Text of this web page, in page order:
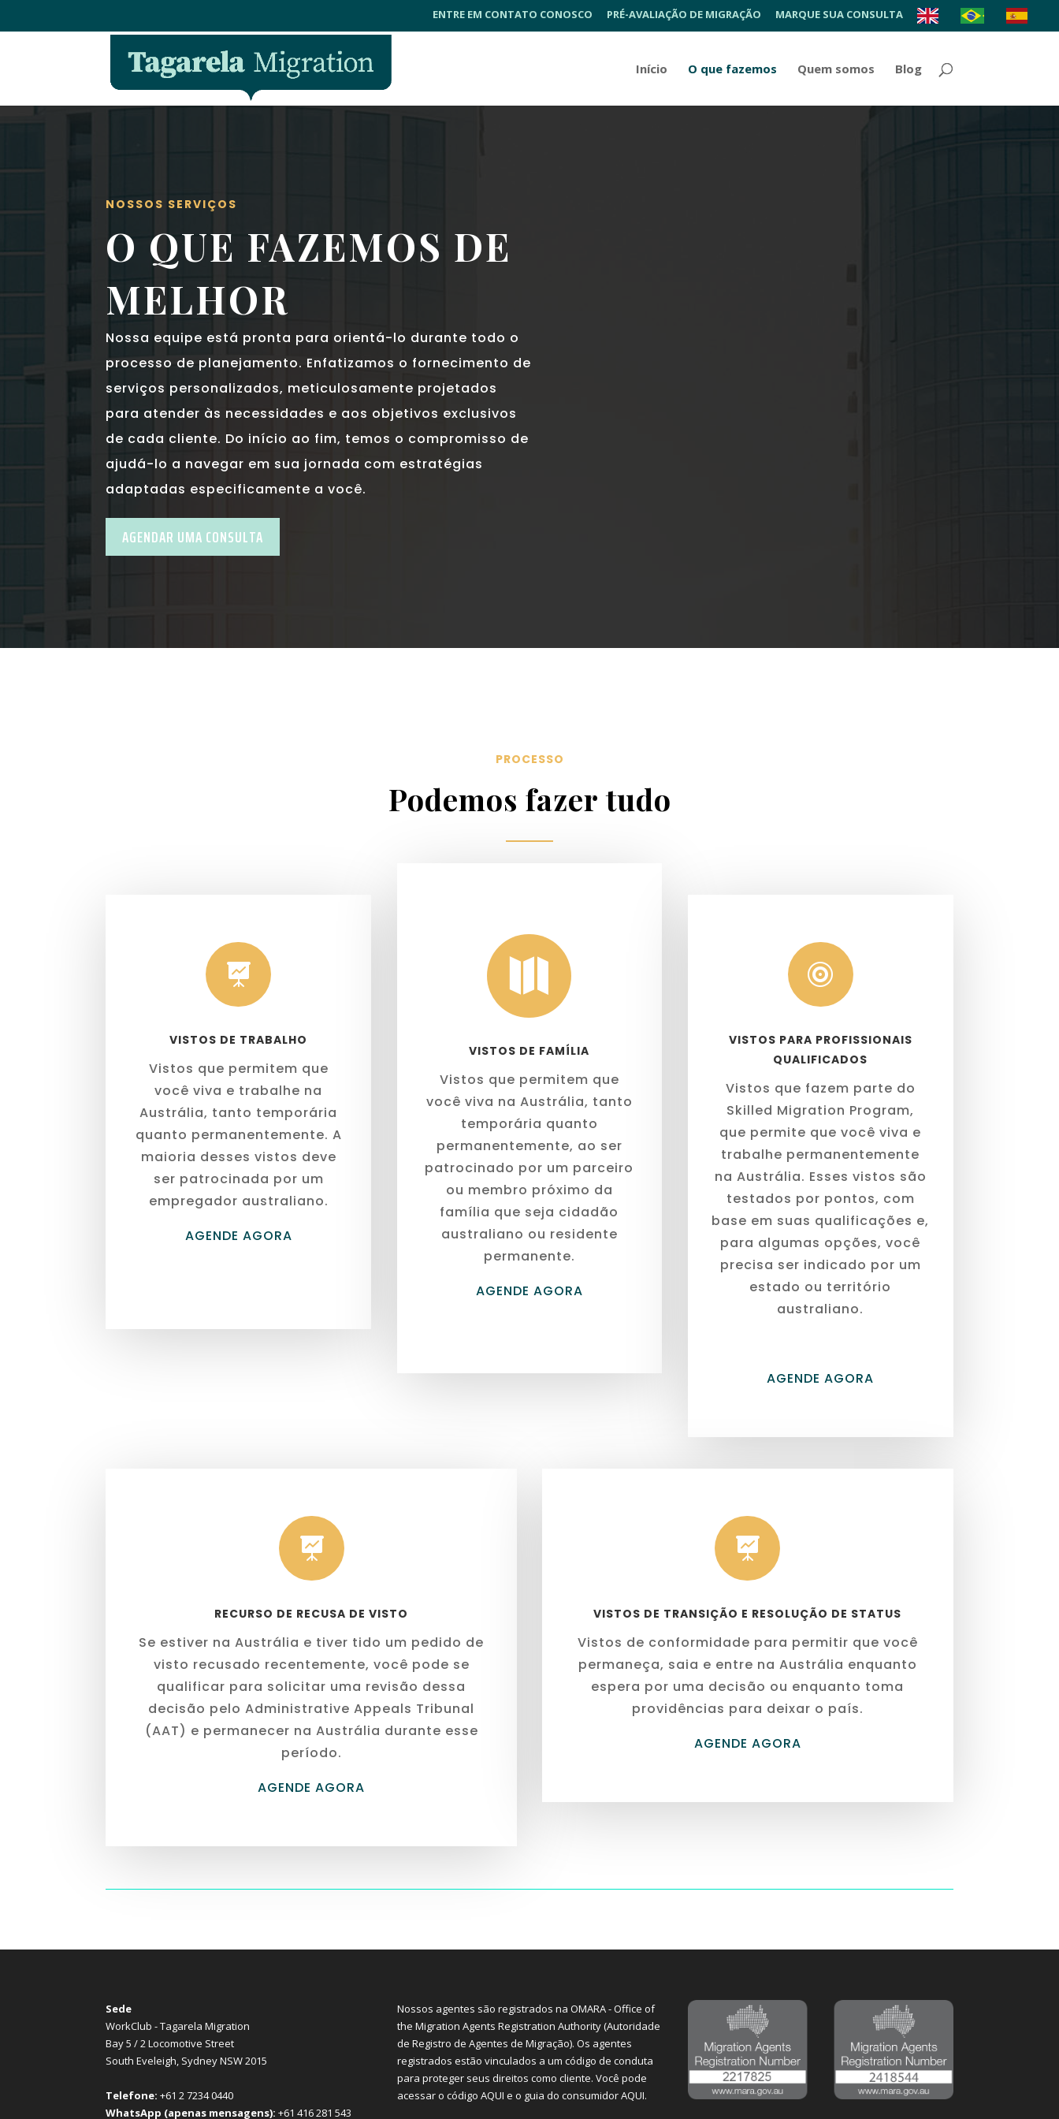
ENTRE EM CONTATO CONOSCO PRÉ-AVALIAÇÃO DE MIGRAÇÃO MARQUE SUA CONSULTA
Início O que fazemos Quem somos Blog
NOSSOS SERVIÇOS
O QUE FAZEMOS DE
MELHOR
Nossa equipe está pronta para orientá-lo durante todo o
processo de planejamento. Enfatizamos o fornecimento de
serviços personalizados, meticulosamente projetados
para atender às necessidades e aos objetivos exclusivos
de cada cliente. Do início ao fim, temos o compromisso de
ajudá-lo a navegar em sua jornada com estratégias
adaptadas especificamente a você.
AGENDAR UMA CONSULTA
PROCESSO
Podemos fazer tudo

VISTOS DE TRABALHO
Vistos que permitem que
você viva e trabalhe na
Austrália, tanto temporária
quanto permanentemente. A
maioria desses vistos deve
ser patrocinada por um
empregador australiano.
AGENDE AGORA

VISTOS DE FAMÍLIA
Vistos que permitem que
você viva na Austrália, tanto
temporária quanto
permanentemente, ao ser
patrocinado por um parceiro
ou membro próximo da
família que seja cidadão
australiano ou residente
permanente.
AGENDE AGORA

VISTOS PARA PROFISSIONAIS
QUALIFICADOS
Vistos que fazem parte do
Skilled Migration Program,
que permite que você viva e
trabalhe permanentemente
na Austrália. Esses vistos são
testados por pontos, com
base em suas qualificações e,
para algumas opções, você
precisa ser indicado por um
estado ou território
australiano.
AGENDE AGORA

RECURSO DE RECUSA DE VISTO
Se estiver na Austrália e tiver tido um pedido de
visto recusado recentemente, você pode se
qualificar para solicitar uma revisão dessa
decisão pelo Administrative Appeals Tribunal
(AAT) e permanecer na Austrália durante esse
período.
AGENDE AGORA

VISTOS DE TRANSIÇÃO E RESOLUÇÃO DE STATUS
Vistos de conformidade para permitir que você
permaneça, saia e entre na Austrália enquanto
espera por uma decisão ou enquanto toma
providências para deixar o país.
AGENDE AGORA
Sede
WorkClub - Tagarela Migration
Bay 5 / 2 Locomotive Street
South Eveleigh, Sydney NSW 2015
Telefone: +61 2 7234 0440
WhatsApp (apenas mensagens): +61 416 281 543
Nossos agentes são registrados na OMARA - Office of
the Migration Agents Registration Authority (Autoridade
de Registro de Agentes de Migração). Os agentes
registrados estão vinculados a um código de conduta
para proteger seus direitos como cliente. Você pode
acessar o código AQUI e o guia do consumidorAQUI.